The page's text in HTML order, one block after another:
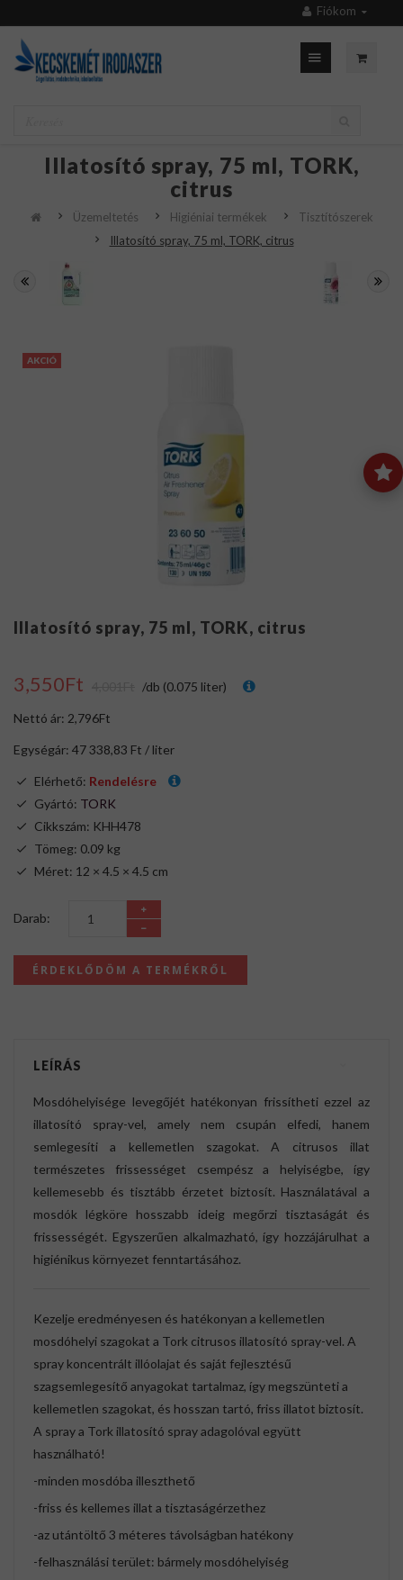
Fiókom
Illatosító spray, 75 ml, TORK,
citrus
Üzemeltetés Higiéniai termékek
Tisztítószerek
Illatosító spray, 75 ml, TORK, citrus
AKCIÓ
Illatosító spray, 75 ml, TORK, citrus
3,550Ft /db (0.075 liter)
Nettó ár: 2,796Ft
Egységár: 47 338,83 Ft / liter
Elérhető: Rendelésre
Gyártó: TORK
Cikkszám: KHH478
Tömeg: 0.09 kg
Méret: 12 × 4.5 × 4.5 cm
Darab:
ÉRDEKLŐDÖM A TERMÉKRŐL
LEÍRÁS
Mosdóhelyisége levegőjét hatékonyan frissítheti ezzel az
illatosító spray-vel, amely nem csupán elfedi, hanem
semlegesíti a kellemetlen szagokat. A citrusos illat
természetes frissességet csempész a helyiségbe, így
kellemesebb és tisztább érzetet biztosít. Használatával a
mosdók légköre hosszabb ideig megőrzi tisztaságát és
frissességét. Egyszerűen alkalmazható, így hozzájárulhat a
higiénikus környezet fenntartásához.
Kezelje eredményesen és hatékonyan a kellemetlen
mosdóhelyi szagokat a Tork citrusos illatosító spray-vel. A
spray koncentrált illóolajat és saját fejlesztésű
szagsemlegesítő anyagokat tartalmaz, így megszünteti a
kellemetlen szagokat, és hosszan tartó, friss illatot biztosít.
A spray a Tork illatosító spray adagolóval együtt
használható!
-minden mosdóba illeszthető
-friss és kellemes illat a tisztaságérzethez
-az utántöltő 3 méteres távolságban hatékony
-felhasználási terület: bármely mosdóhelyiség